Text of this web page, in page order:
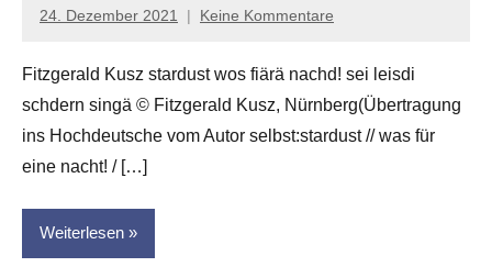
24. Dezember 2021
Jan-
Hornauer
für
dasgedichtblog
Keine Kommentare
Fitzgerald Kusz stardust wos fiärä nachd! sei leisdi
schdern singä © Fitzgerald Kusz, Nürnberg(Übertragung
ins Hochdeutsche vom Autor selbst:stardust // was für
eine nacht! / […]
Weiterlesen